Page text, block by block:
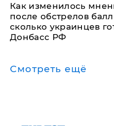
Как изменилось
после обстрелов
сколько украинцев
Донбасс РФ
Смотреть ещё